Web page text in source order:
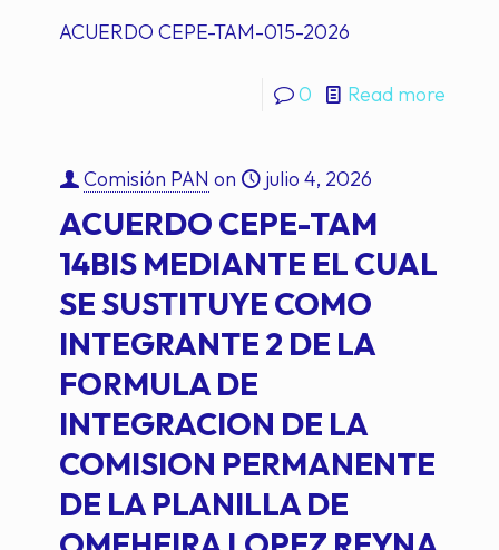
ACUERDO CEPE-TAM-015-2026
0 Read more
Comisión PAN on julio 4, 2026
ACUERDO CEPE-TAM
14BIS MEDIANTE EL CUAL
SE SUSTITUYE COMO
INTEGRANTE 2 DE LA
FORMULA DE
INTEGRACION DE LA
COMISION PERMANENTE
DE LA PLANILLA DE